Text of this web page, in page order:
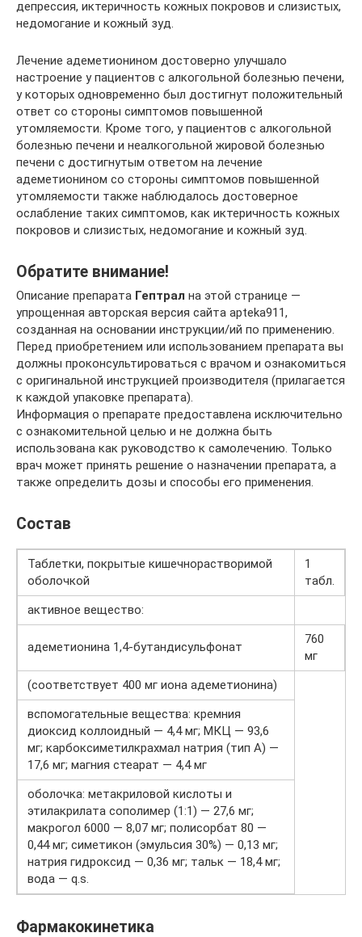
депрессия, иктеричность кожных покровов и слизистых,
недомогание и кожный зуд.
Лечение адеметионином достоверно улучшало
настроение у пациентов с алкогольной болезнью печени,
у которых одновременно был достигнут положительный
ответ со стороны симптомов повышенной
утомляемости. Кроме того, у пациентов с алкогольной
болезнью печени и неалкогольной жировой болезнью
печени с достигнутым ответом на лечение
адеметионином со стороны симптомов повышенной
утомляемости также наблюдалось достоверное
ослабление таких симптомов, как иктеричность кожных
покровов и слизистых, недомогание и кожный зуд.
Обратите внимание!
Описание препарата Гептрал на этой странице —
упрощенная авторская версия сайта apteka911,
созданная на основании инструкции/ий по применению.
Перед приобретением или использованием препарата вы
должны проконсультироваться с врачом и ознакомиться
с оригинальной инструкцией производителя (прилагается
к каждой упаковке препарата).
Информация о препарате предоставлена исключительно
с ознакомительной целью и не должна быть
использована как руководство к самолечению. Только
врач может принять решение о назначении препарата, а
также определить дозы и способы его применения.
Состав
Таблетки, покрытые кишечнорастворимой
оболочкой
1
табл.
активное вещество:
адеметионина 1,4-бутандисульфонат
760
мг
(соответствует 400 мг иона адеметионина)
вспомогательные вещества: кремния
диоксид коллоидный — 4,4 мг; МКЦ — 93,6
мг; карбоксиметилкрахмал натрия (тип А) —
17,6 мг; магния стеарат — 4,4 мг
оболочка: метакриловой кислоты и
этилакрилата сополимер (1:1) — 27,6 мг;
макрогол 6000 — 8,07 мг; полисорбат 80 —
0,44 мг; симетикон (эмульсия 30%) — 0,13 мг;
натрия гидроксид — 0,36 мг; тальк — 18,4 мг;
вода — q.s.
Фармакокинетика